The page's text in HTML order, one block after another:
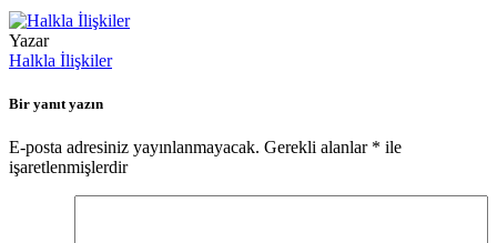
Yazar
Halkla İlişkiler
Bir yanıt yazın
E-posta adresiniz yayınlanmayacak. Gerekli alanlar * ile
işaretlenmişlerdir